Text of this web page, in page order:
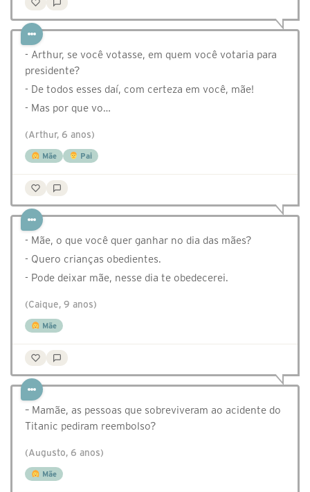
- Arthur, se você votasse, em quem você votaria para
presidente?
- De todos esses daí, com certeza em você, mãe!
- Mas por que vo…
(Arthur, 6 anos)
Mãe Pai
- Mãe, o que você quer ganhar no dia das mães?
- Quero crianças obedientes.
- Pode deixar mãe, nesse dia te obedecerei.
(Caique, 9 anos)
Mãe
– Mamãe, as pessoas que sobreviveram ao acidente do
Titanic pediram reembolso?
(Augusto, 6 anos)
Mãe